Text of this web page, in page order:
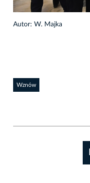
Autor: W. Majka
Wznów